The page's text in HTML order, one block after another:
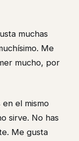
muchas
Me
mucho, por
en el mismo
sirve. No has
Me gusta